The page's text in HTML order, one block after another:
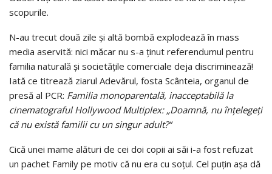
scopurile.
N-au trecut două zile și altă bombă explodează în mass
media aservită: nici măcar nu s-a ținut referendumul pentru
familia naturală și societățile comerciale deja discriminează!
Iată ce titrează ziarul Adevărul, fosta Scânteia, organul de
presă al PCR: Familia monoparentală, inacceptabilă la
cinematograful Hollywood Multiplex: „Doamnă, nu înţelegeţi
că nu există familii cu un singur adult?“
Cică unei mame alături de cei doi copii ai săi i-a fost refuzat
un pachet Family pe motiv că nu era cu soțul. Cel puțin așa dă